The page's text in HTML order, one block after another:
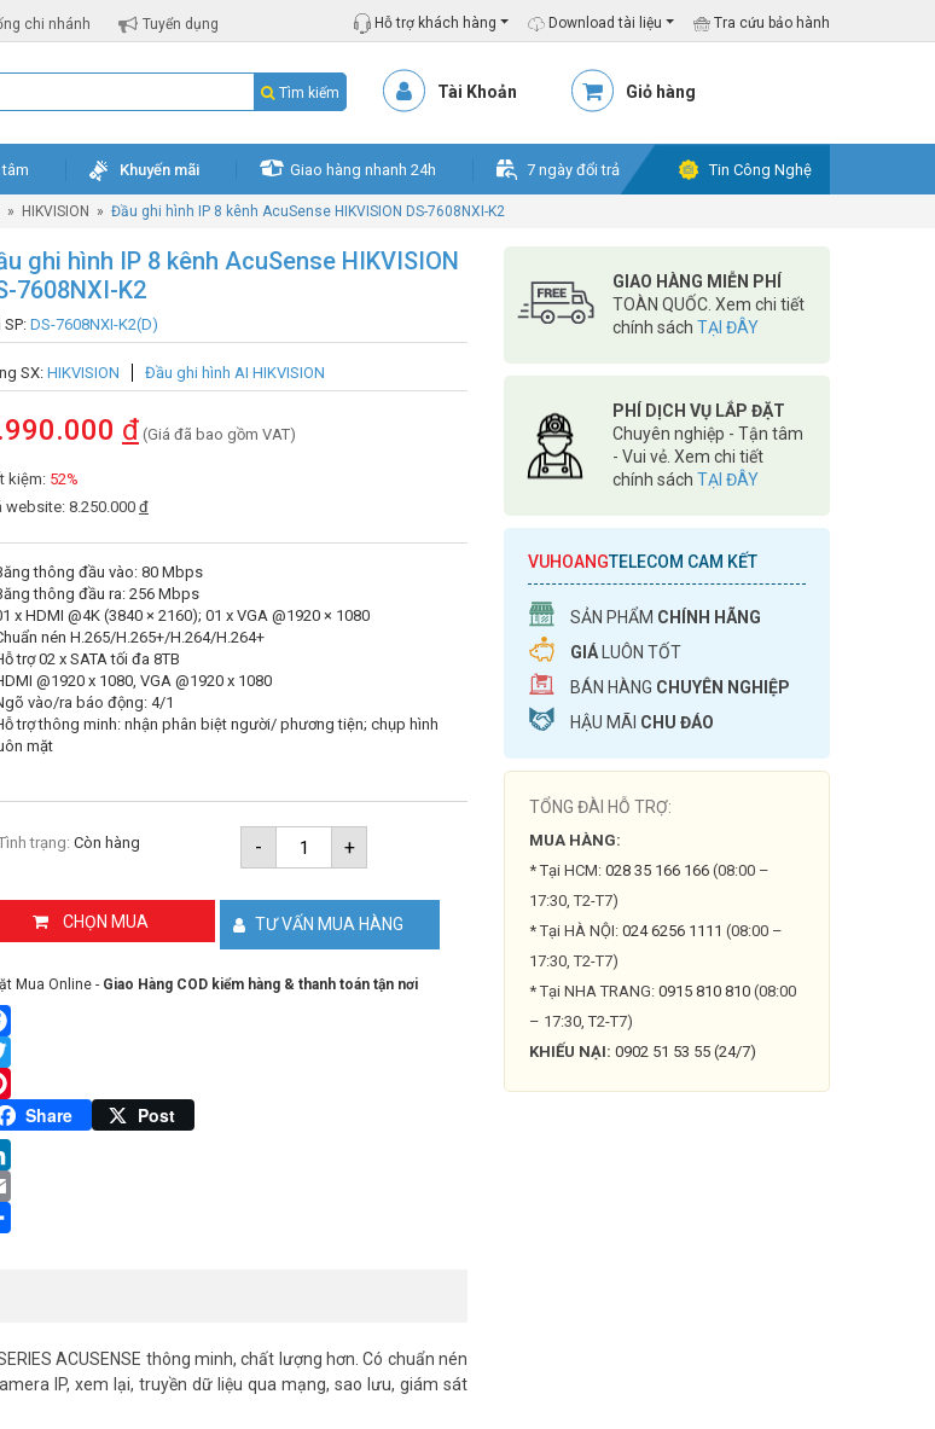
chi nhánh Tuyển dụng Hỗ trợ khách hàng Download tài liệu Tra cứu bảo hành
Tìm kiếm Tài Khoản Giỏ hàng
Khuyến mãi Giao hàng nhanh 24h 7 ngày đổi trả Tin Công Nghệ
» HIKVISION » Đầu ghi hình IP 8 kênh AcuSense HIKVISION DS-7608NXI-K2
ghi hình IP 8 kênh AcuSense HIKVISION
7608NXI-K2
SP: DS-7608NXI-K2(D)
SX:HIKVISION Đầu ghi hình AI HIKVISION
đ (Giá đã bao gồm VAT)
kiệm: 52%
website: 8.250.000đ
thông đầu vào: 80 Mbps
thông đầu ra: 256 Mbps
x HDMI @4K (3840 × 2160); 01 x VGA @1920 × 1080
nén H.265/H.265+/H.264/H.264+
trợ 02 x SATA tối đa 8TB
@1920 x 1080, VGA @1920 x 1080
vào/ra báo động: 4/1
trợ thông minh: nhận phân biệt người/ phương tiện; chụp hình
mặt
-
Đầu
ghi
hình
8
kênh
AcuSense
DS-
+
trạng: Còn hàng
CHỌN MUA TƯ VẤN MUA HÀNG
Mua Online - Giao Hàng COD kiểm hàng & thanh toán tận nơi
Share Post
ACUSENSE thông minh, chất lượng hơn. Có chuẩn nén
IP, xem lại, truyền dữ liệu qua mạng, sao lưu, giám sát
GIAO HÀNG MIỄN PHÍ
TOÀN QUỐC. Xem chi tiết
chính sách TẠI ĐÂY
PHÍ DỊCH VỤ LẮP ĐẶT
Chuyên nghiệp - Tận tâm
- Vui vẻ. Xem chi tiết
chính sách TẠI ĐÂY
VUHOANGTELECOM CAM KẾT
SẢN PHẨM CHÍNH HÃNG
GIÁ LUÔN TỐT
BÁN HÀNG CHUYÊN NGHIỆP
HẬU MÃI CHU ĐÁO
TỔNG ĐÀI HỖ TRỢ:
MUA HÀNG:
* Tại HCM: 028 35 166 166 (08:00 –
17:30, T2-T7)
* Tại HÀ NỘI: 024 6256 1111 (08:00 –
17:30, T2-T7)
* Tại NHA TRANG: 0915 810 810 (08:00
– 17:30, T2-T7)
KHIẾU NẠI: 0902 51 53 55 (24/7)